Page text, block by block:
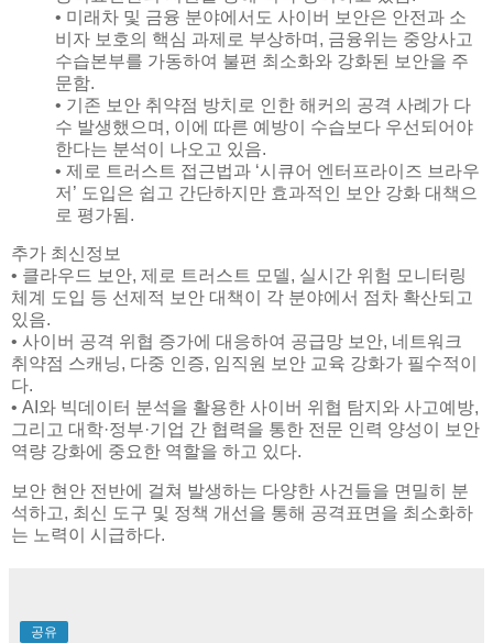
• 미래차 및 금융 분야에서도 사이버 보안은 안전과 소
비자 보호의 핵심 과제로 부상하며, 금융위는 중앙사고
수습본부를 가동하여 불편 최소화와 강화된 보안을 주
문함.
• 기존 보안 취약점 방치로 인한 해커의 공격 사례가 다
수 발생했으며, 이에 따른 예방이 수습보다 우선되어야
한다는 분석이 나오고 있음.
• 제로 트러스트 접근법과 ‘시큐어 엔터프라이즈 브라우
저’ 도입은 쉽고 간단하지만 효과적인 보안 강화 대책으
로 평가됨.
추가 최신정보
• 클라우드 보안, 제로 트러스트 모델, 실시간 위험 모니터링
체계 도입 등 선제적 보안 대책이 각 분야에서 점차 확산되고
있음.
• 사이버 공격 위협 증가에 대응하여 공급망 보안, 네트워크
취약점 스캐닝, 다중 인증, 임직원 보안 교육 강화가 필수적이
다.
• AI와 빅데이터 분석을 활용한 사이버 위협 탐지와 사고예방,
그리고 대학·정부·기업 간 협력을 통한 전문 인력 양성이 보안
역량 강화에 중요한 역할을 하고 있다.
보안 현안 전반에 걸쳐 발생하는 다양한 사건들을 면밀히 분
석하고, 최신 도구 및 정책 개선을 통해 공격표면을 최소화하
는 노력이 시급하다.
공유